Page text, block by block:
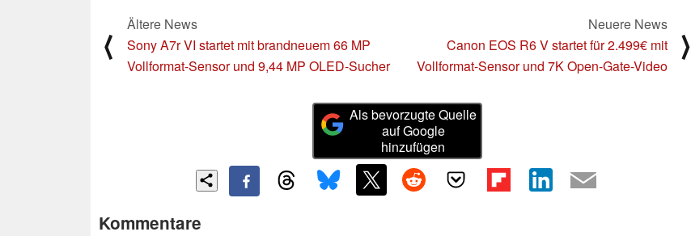
⟨
Ältere News
Sony A7r VI startet mit brandneuem 66 MP
Vollformat-Sensor und 9,44 MP OLED-Sucher
Neuere News
Canon EOS R6 V startet für 2.499€ mit
Vollformat-Sensor und 7K Open-Gate-Video
⟩
Als bevorzugte Quelle
auf Google
hinzufügen
Kommentare